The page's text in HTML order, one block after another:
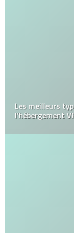
Les meilleurs
l’hébergement